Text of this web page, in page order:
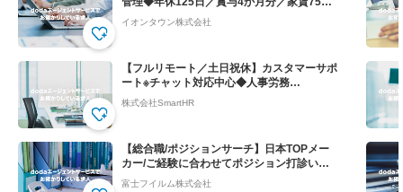
会社負担！
イオンタウン株式会社
【フルリモート／土日祝休】カスタマーサポ
ート※チャット対応中心◆人事労務
SaaS”SmartHR"
株式会社SmartHR
【総合職/ポジションサーチ】日本TOPメー
カー/ご経験に合わせてポジション打診いた
します
富士フイルム株式会社